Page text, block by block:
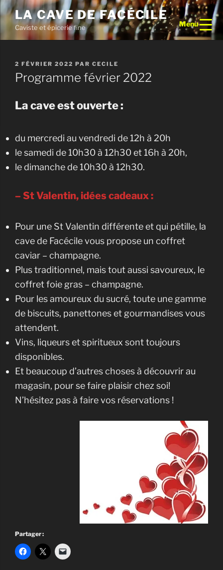
Menu
Aller
au
contenu
principal
LA CAVE DE FACÉCILE
Caviste et épicerie fine
PUBLIÉ
LE
2 FÉVRIER 2022 PAR CECILE
Programme février 2022
La cave est ouverte :
du mercredi au vendredi de 12h à 20h
le samedi de 10h30 à 12h30 et 16h à 20h,
le dimanche de 10h30 à 12h30.
– St Valentin, idées cadeaux :
Pour une St Valentin différente et qui pétille, la
cave de Facécile vous propose un coffret
caviar – champagne.
Plus traditionnel, mais tout aussi savoureux, le
coffret foie gras – champagne.
Pour les amoureux du sucré, toute une gamme
de biscuits, panettones et gourmandises vous
attendent.
Vins, liqueurs et spiritueux sont toujours
disponibles.
Et beaucoup d’autres choses à découvrir au
magasin, pour se faire plaisir chez soi!
N’hésitez pas à faire vos réservations !
Partager :